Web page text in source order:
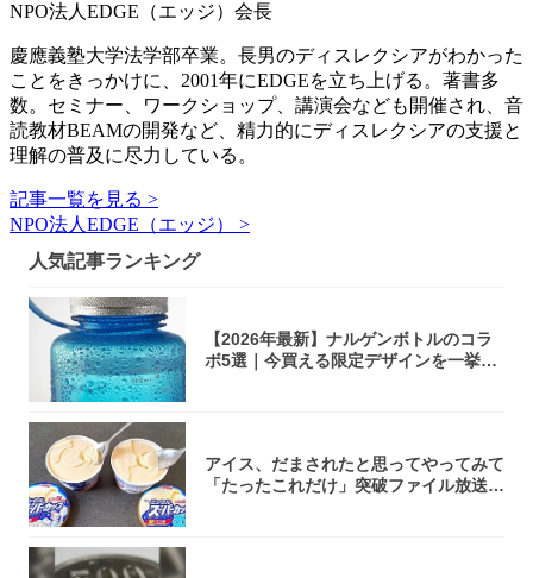
NPO法人EDGE（エッジ）会長
慶應義塾大学法学部卒業。長男のディスレクシアがわかった
ことをきっかけに、2001年にEDGEを立ち上げる。著書多
数。セミナー、ワークショップ、講演会なども開催され、音
読教材BEAMの開発など、精力的にディスレクシアの支援と
理解の普及に尽力している。
記事一覧を見る >
NPO法人EDGE（エッジ） >
人気記事ランキング
【2026年最新】ナルゲンボトルのコラ
ボ5選｜今買える限定デザインを一挙紹
アイス、だまされたと思ってやってみて
「たったこれだけ」突破ファイル放送で